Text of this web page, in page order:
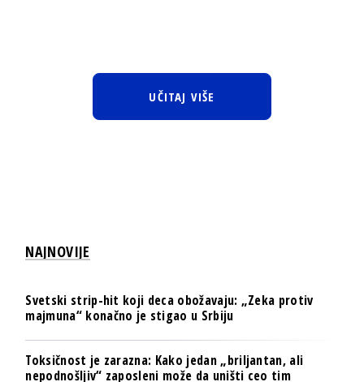
UČITAJ VIŠE
NAJNOVIJE
Svetski strip-hit koji deca obožavaju: „Zeka protiv
majmuna“ konačno je stigao u Srbiju
Toksičnost je zarazna: Kako jedan „briljantan, ali
nepodnošljiv“ zaposleni može da uništi ceo tim